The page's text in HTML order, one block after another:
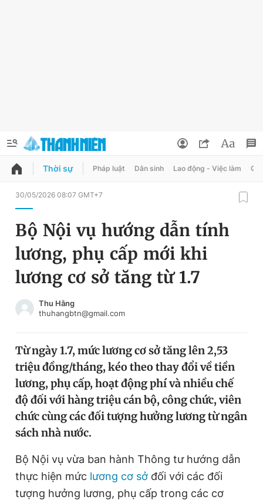
QUẢNG CÁO
Chuyên mục
Chuyên mục khác
Chào ngày mới
Video Magazine
Sản phẩm khác
Thông tin tòa soạn Liên hệ quảng cáo
Đổi mật khẩu
Tin đã lưu
Tin đã xem
Đăng xuất
Thời sự Pháp luật Dân sinh Lao động - Việc làm
30/05/2026 08:07 GMT+7
Bộ Nội vụ hướng dẫn tính
lương, phụ cấp mới khi
lương cơ sở tăng từ 1.7
Thu Hằng
thuhangbtn@gmail.com
Từ ngày 1.7, mức lương cơ sở tăng lên 2,53
triệu đồng/tháng, kéo theo thay đổi về tiền
lương, phụ cấp, hoạt động phí và nhiều chế
độ đối với hàng triệu cán bộ, công chức, viên
chức cùng các đối tượng hưởng lương từ ngân
sách nhà nước.
Bộ Nội vụ vừa ban hành Thông tư hướng dẫn
thực hiện mức lương cơ sở đối với các đối
tượng hưởng lương, phụ cấp trong các cơ